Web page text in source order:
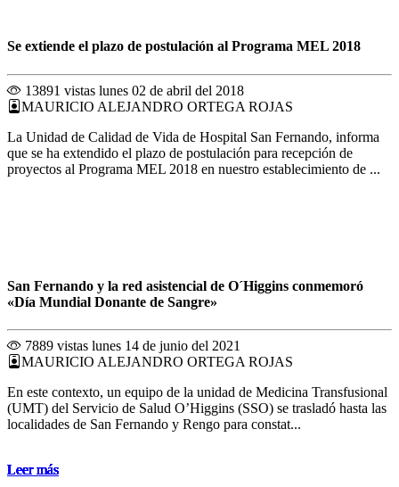
Leer más
Leer más
Leer más
Leer más
Leer más
Leer más
Leer más
Leer más
Se extiende el plazo de postulación al Programa MEL 2018
13891 vistas lunes 02 de abril del 2018
MAURICIO ALEJANDRO ORTEGA ROJAS
La Unidad de Calidad de Vida de Hospital San Fernando, informa
que se ha extendido el plazo de postulación para recepción de
proyectos al Programa MEL 2018 en nuestro establecimiento de ...
Leer más
San Fernando y la red asistencial de O´Higgins conmemoró
«Día Mundial Donante de Sangre»
7889 vistas lunes 14 de junio del 2021
MAURICIO ALEJANDRO ORTEGA ROJAS
En este contexto, un equipo de la unidad de Medicina Transfusional
(UMT) del Servicio de Salud O’Higgins (SSO) se trasladó hasta las
localidades de San Fernando y Rengo para constat...
Leer más
Leer más
Leer más